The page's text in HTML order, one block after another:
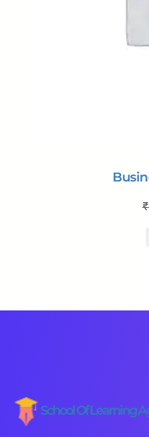
₹
School Of Learning